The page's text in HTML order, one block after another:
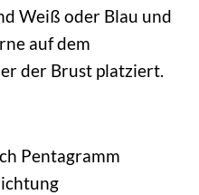
Weiß oder Blau und
auf dem
der Brust platziert.
Pentagramm